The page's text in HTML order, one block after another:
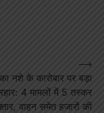
नशे के कारोबार पर बड़ा
4 मामलों में 5 तस्कर
वाहन समेत हजारों की
⟶